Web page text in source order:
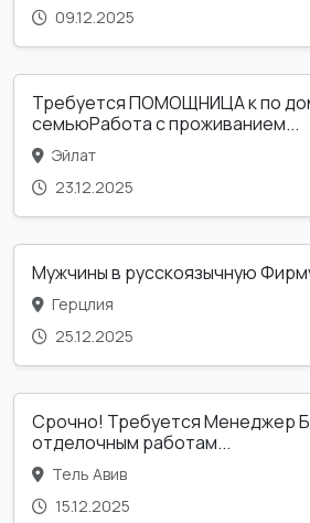
09.12.2025
Требуется ПОМОЩНИЦА к по
семьюРабота с проживанием...
Эйлат
23.12.2025
Мужчины в русскоязычную
Герцлия
25.12.2025
Срочно! Требуется Менеджер
отделочным работам...
Тель Авив
15.12.2025